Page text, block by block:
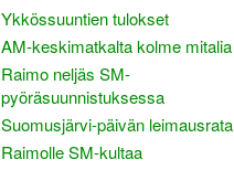
Ykkössuuntien tulokset
AM-keskimatkalta kolme mitalia
Raimo neljäs SM-
pyöräsuunnistuksessa
Suomusjärvi-päivän leimausrata
Raimolle SM-kultaa